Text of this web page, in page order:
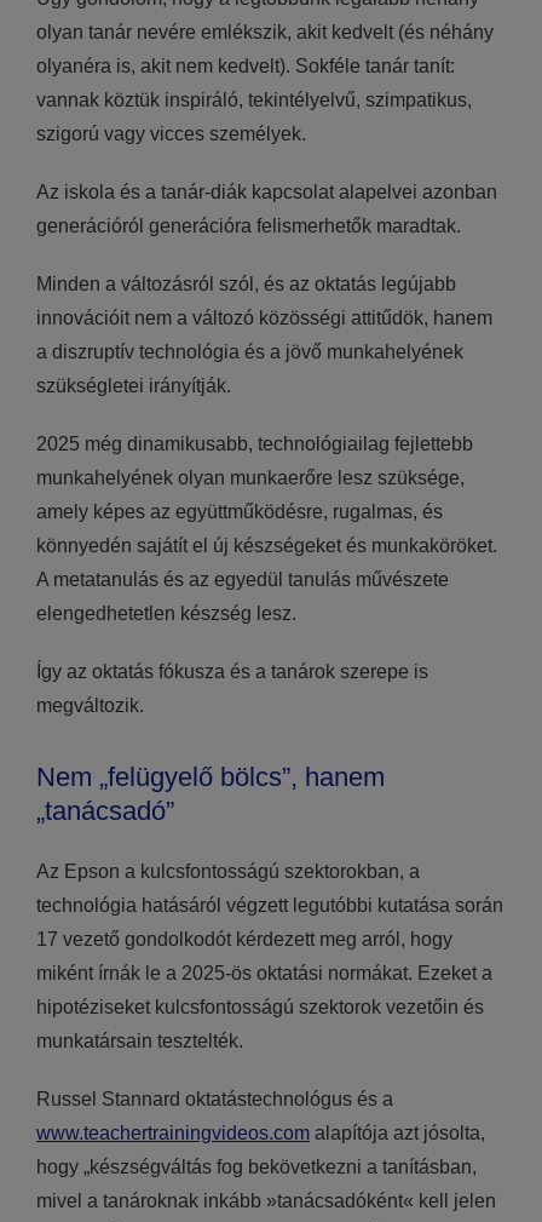
olyan tanár nevére emlékszik, akit kedvelt (és néhány
olyanéra is, akit nem kedvelt). Sokféle tanár tanít:
vannak köztük inspiráló, tekintélyelvű, szimpatikus,
szigorú vagy vicces személyek.
Az iskola és a tanár-diák kapcsolat alapelvei azonban
generációról generációra felismerhetők maradtak.
Minden a változásról szól, és az oktatás legújabb
innovációit nem a változó közösségi attitűdök, hanem
a diszruptív technológia és a jövő munkahelyének
szükségletei irányítják.
2025 még dinamikusabb, technológiailag fejlettebb
munkahelyének olyan munkaerőre lesz szüksége,
amely képes az együttműködésre, rugalmas, és
könnyedén sajátít el új készségeket és munkaköröket.
A metatanulás és az egyedül tanulás művészete
elengedhetetlen készség lesz.
Így az oktatás fókusza és a tanárok szerepe is
megváltozik.
Nem „felügyelő bölcs”, hanem
„tanácsadó”
Az Epson a kulcsfontosságú szektorokban, a
technológia hatásáról végzett legutóbbi kutatása során
17 vezető gondolkodót kérdezett meg arról, hogy
miként írnák le a 2025-ös oktatási normákat. Ezeket a
hipotéziseket kulcsfontosságú szektorok vezetőin és
munkatársain tesztelték.
Russel Stannard oktatástechnológus és a
www.teachertrainingvideos.comalapítója azt jósolta,
hogy „készségváltás fog bekövetkezni a tanításban,
mivel a tanároknak inkább »tanácsadóként« kell jelen